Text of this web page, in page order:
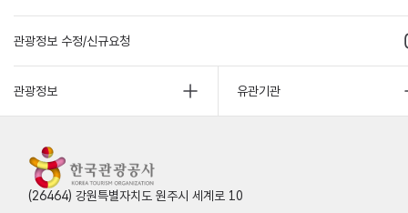
관광정보 수정/신규요청
관광정보 유관기관
(26464) 강원특별자치도 원주시 세계로 10